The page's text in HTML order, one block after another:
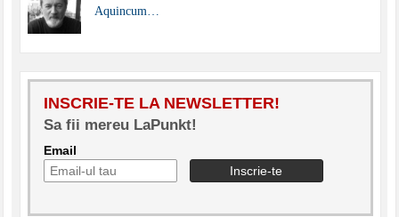
Aquincum…
INSCRIE-TE LA NEWSLETTER!
Sa fii mereu LaPunkt!
Email